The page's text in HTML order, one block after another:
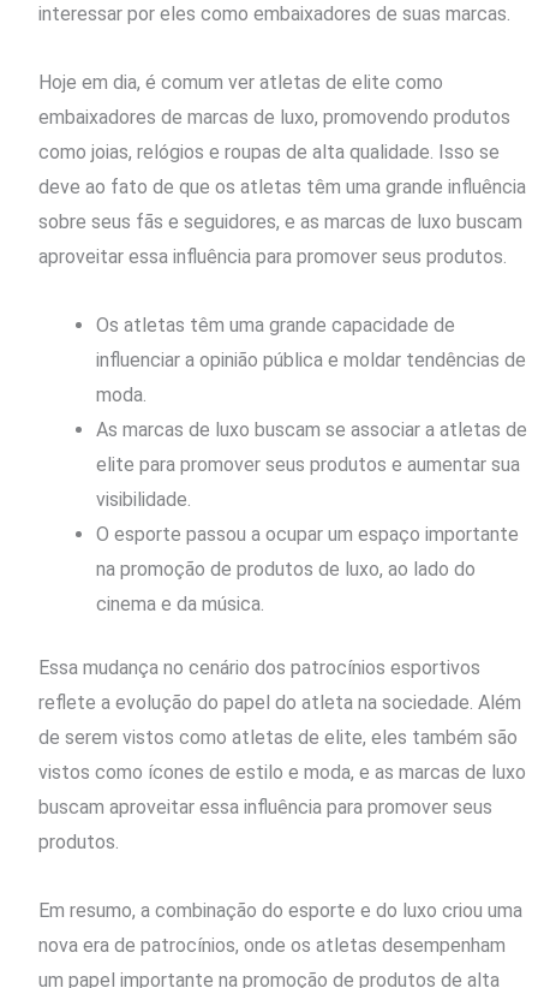
interessar por eles como embaixadores de suas marcas.
Hoje em dia, é comum ver atletas de elite como
embaixadores de marcas de luxo, promovendo produtos
como joias, relógios e roupas de alta qualidade. Isso se
deve ao fato de que os atletas têm uma grande influência
sobre seus fãs e seguidores, e as marcas de luxo buscam
aproveitar essa influência para promover seus produtos.
Os atletas têm uma grande capacidade de
influenciar a opinião pública e moldar tendências de
moda.
As marcas de luxo buscam se associar a atletas de
elite para promover seus produtos e aumentar sua
visibilidade.
O esporte passou a ocupar um espaço importante
na promoção de produtos de luxo, ao lado do
cinema e da música.
Essa mudança no cenário dos patrocínios esportivos
reflete a evolução do papel do atleta na sociedade. Além
de serem vistos como atletas de elite, eles também são
vistos como ícones de estilo e moda, e as marcas de luxo
buscam aproveitar essa influência para promover seus
produtos.
Em resumo, a combinação do esporte e do luxo criou uma
nova era de patrocínios, onde os atletas desempenham
um papel importante na promoção de produtos de alta